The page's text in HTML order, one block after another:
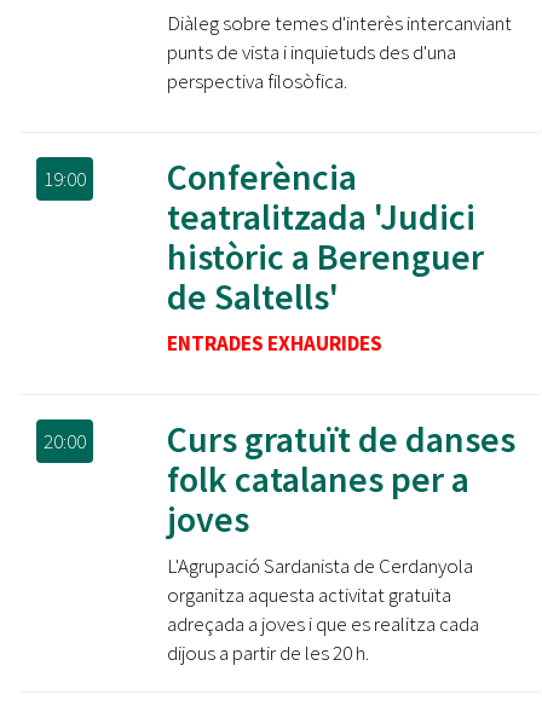
Diàleg sobre temes d'interès intercanviant
punts de vista i inquietuds des d'una
perspectiva filosòfica.
19:00
Conferència
teatralitzada 'Judici
històric a Berenguer
de Saltells'
ENTRADES EXHAURIDES
20:00
Curs gratuït de danses
folk catalanes per a
joves
L'Agrupació Sardanista de Cerdanyola
organitza aquesta activitat gratuïta
adreçada a joves i que es realitza cada
dijous a partir de les 20 h.